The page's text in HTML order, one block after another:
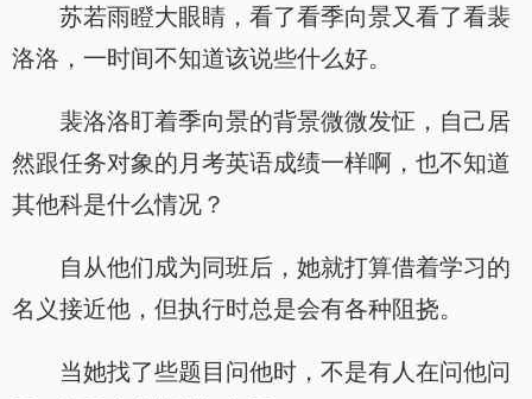
苏若雨瞪大眼睛，看了看季向景又看了看裴
洛洛，一时间不知道该说些什么好。
裴洛洛盯着季向景的背景微微发怔，自己居
然跟任务对象的月考英语成绩一样啊，也不知道
其他科是什么情况？
自从他们成为同班后，她就打算借着学习的
名义接近他，但执行时总是会有各种阻挠。
当她找了些题目问他时，不是有人在问他问